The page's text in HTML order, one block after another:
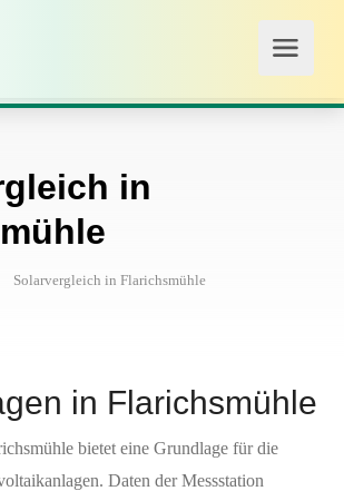
in
Solarvergleich in Flarichsmühle
in Flarichsmühle
bietet eine Grundlage für die
Daten der Messstation